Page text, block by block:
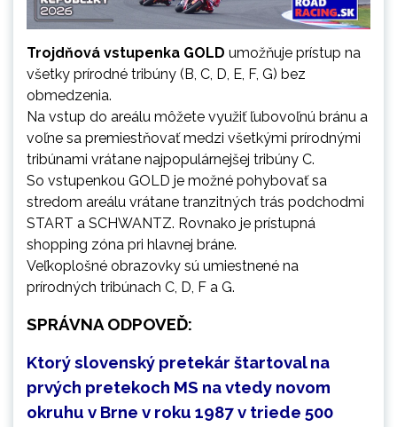
Trojdňová vstupenka GOLD umožňuje prístup na
všetky prírodné tribúny (B, C, D, E, F, G) bez
obmedzenia.
Na vstup do areálu môžete využiť ľubovoľnú bránu a
voľne sa premiestňovať medzi všetkými prírodnými
tribúnami vrátane najpopulárnejšej tribúny C.
So vstupenkou GOLD je možné pohybovať sa
stredom areálu vrátane tranzitných trás podchodmi
START a SCHWANTZ. Rovnako je prístupná
shopping zóna pri hlavnej bráne.
Veľkoplošné obrazovky sú umiestnené na
prírodných tribúnach C, D, F a G.
SPRÁVNA ODPOVEĎ:
Ktorý slovenský pretekár štartoval na
prvých pretekoch MS na vtedy novom
okruhu v Brne v roku 1987 v triede 500